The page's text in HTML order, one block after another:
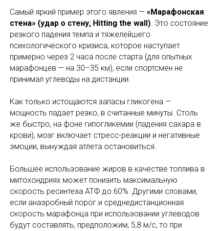
Самый яркий пример этого явления — «Марафонская
стена» (удар о стену, Hitting the wall). Это состояние
резкого падения темпа и тяжелейшего
психологического кризиса, которое наступает
примерно через 2 часа после старта (для опытных
марафонцев — на 30–35 км), если спортсмен не
принимал углеводы на дистанции.
Как только истощаются запасы гликогена —
мощность падает резко, в считанные минуты. Столь
же быстро, на фоне гипогликемии (падения сахара в
крови), мозг включает стресс-реакции и негативные
эмоции, вынуждая атлета остановиться.
Большее использование жиров в качестве топлива в
митохондриях может понизить максимальную
скорость ресинтеза АТФ до 60%. Другими словами,
если анаэробный порог и среднедистанционная
скорость марафонца при использовании углеводов
будут составлять, предположим, 5,8 м/с, то при